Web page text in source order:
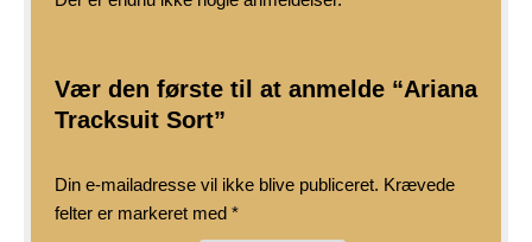
Vær den første til at anmelde “Ariana
Tracksuit Sort”
Din e-mailadresse vil ikke blive publiceret. Krævede
felter er markeret med *